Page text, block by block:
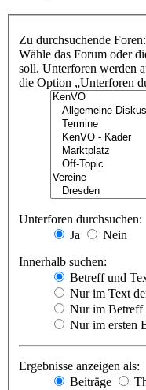
Zu durchsuchende Foren:
Wähle das Forum oder
soll. Unterforen werden
die Option „Unterforen
Unterforen durchsuchen:
Ja
Nein
Innerhalb suchen:
Betreff und
Nur im Text
Nur im Betreff
Nur im ersten
Ergebnisse anzeigen als:
Beiträge